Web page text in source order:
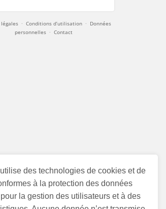
des technologies de cookies et de
à la protection des données
la gestion des utilisateurs et à des
· Conditions d’utilisation· Données
personnelles ·Contact